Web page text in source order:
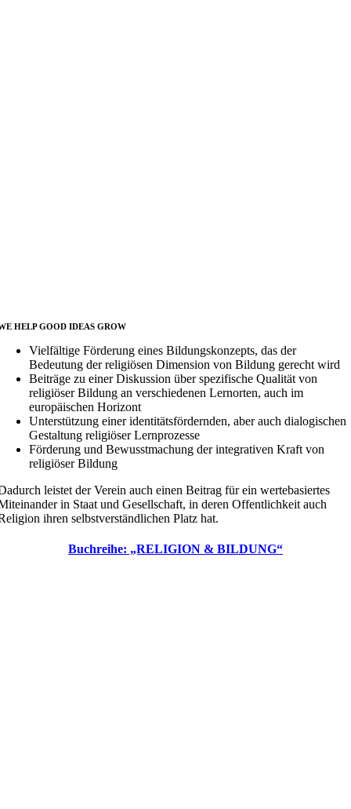
HELP GOOD IDEAS GROW
Vielfältige Förderung eines Bildungskonzepts, das der
Bedeutung der religiösen Dimension von Bildung gerecht wird
Beiträge zu einer Diskussion über spezifische Qualität von
religiöser Bildung an verschiedenen Lernorten, auch im
europäischen Horizont
Unterstützung einer identitätsfördernden, aber auch dialogischen
Gestaltung religiöser Lernprozesse
Förderung und Bewusstmachung der integrativen Kraft von
religiöser Bildung
leistet der Verein auch einen Beitrag für ein wertebasiertes
in Staat und Gesellschaft, in deren Offentlichkeit auch
ihren selbstverständlichen Platz hat.
Buchreihe: „RELIGION & BILDUNG“